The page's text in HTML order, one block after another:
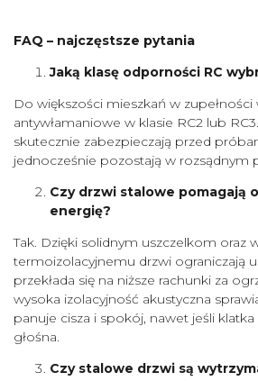
FAQ – najczęstsze pytania
Jaką klasę odporności RC
Do większości mieszkań w zupełności
antywłamaniowe w klasie RC2 lub
skutecznie zabezpieczają przed
jednocześnie pozostają w rozsądnym
Czy drzwi stalowe pomagają
energię?
Tak. Dzięki solidnym uszczelkom oraz
termoizolacyjnemu drzwi ograniczają
przekłada się na niższe rachunki za
wysoka izolacyjność akustyczna
panuje cisza i spokój, nawet jeśli
głośna.
Czy stalowe drzwi są